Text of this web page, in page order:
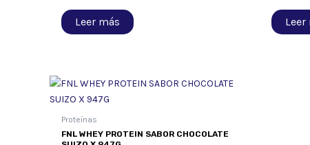
Leer más Leer
Proteínas
FNL WHEY PROTEIN SABOR CHOCOLATE